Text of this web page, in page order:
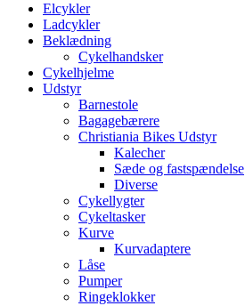
Elcykler
Ladcykler
Beklædning
Cykelhandsker
Cykelhjelme
Udstyr
Barnestole
Bagagebærere
Christiania Bikes Udstyr
Kalecher
Sæde og fastspændelse
Diverse
Cykellygter
Cykeltasker
Kurve
Kurvadaptere
Låse
Pumper
Ringeklokker